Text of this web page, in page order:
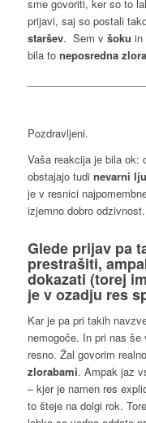
sme govoriti, ker so to
prijavi, saj so postali
staršev. Sem v šoku in
bila to neposredna
Pozdravljeni.
Vaša reakcija je bila ok:
obstajajo tudi nevarni
je v resnici
izjemno dobro odzivnost.
Glede prijav pa
prestrašiti,
dokazati (torej
je v ozadju res
Kar je pa pri takih
nemogoče. In pri nas še
resno. Žal govorim
zlorabami. Ampak jaz
– kjer je namen res
to šteje na dolgi rok.